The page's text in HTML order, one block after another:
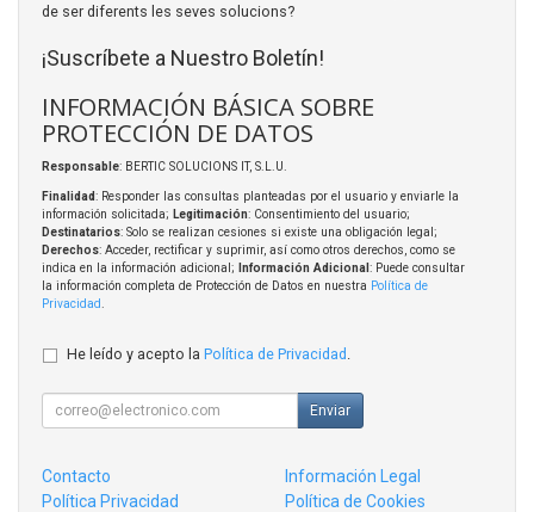
de ser diferents les seves solucions?
¡Suscríbete a Nuestro Boletín!
INFORMACIÓN BÁSICA SOBRE
PROTECCIÓN DE DATOS
Responsable: BERTIC SOLUCIONS IT, S.L.U.
Finalidad: Responder las consultas planteadas por el usuario y enviarle la
información solicitada; Legitimación: Consentimiento del usuario;
Destinatarios: Solo se realizan cesiones si existe una obligación legal;
Derechos: Acceder, rectificar y suprimir, así como otros derechos, como se
indica en la información adicional;
Información Adicional : Puede consultar
la información completa de Protección de Datos en nuestra Política de
Privacidad
He leído y acepto la Política de Privacidad .
Enviar
Contacto
Información Legal
Política Privacidad
Política de Cookies